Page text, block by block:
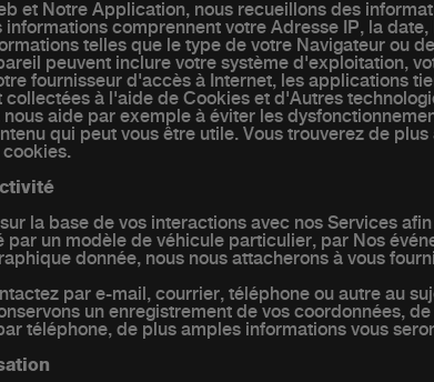
et Notre Application, nous recueillons des
comprennent votre Adresse IP, la
telles que le type de votre Navigateur ou
peuvent inclure votre système d'exploitation,
fournisseur d'accès à Internet, les applications
à l'aide de Cookies et d'Autres
aide par exemple à éviter les
qui peut vous être utile. Vous trouverez de
la base de vos interactions avec nos Services
par un modèle de véhicule particulier, par Nos
donnée, nous nous attacherons à vous
par e-mail, courrier, téléphone ou autre au
un enregistrement de vos coordonnées,
téléphone, de plus amples informations vous